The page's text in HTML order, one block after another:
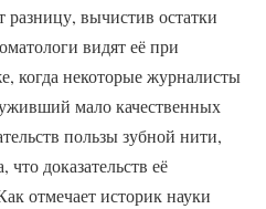
разницу, вычистив остатки
видят её при
когда некоторые журналисты
мало качественных
пользы зубной нити,
что доказательств её
отмечает историк науки